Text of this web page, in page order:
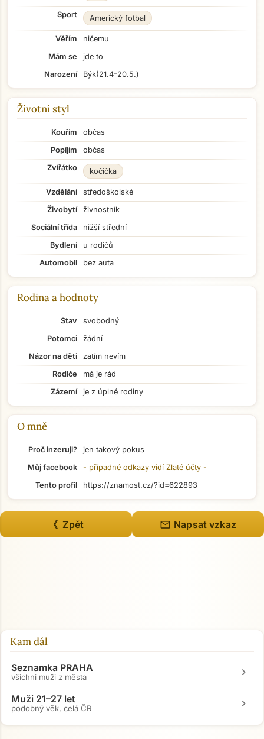
Sport Americký fotbal
Věřím
ničemu
Mám se
jde to
Narození
Býk(21.4-20.5.)
Životní styl
Kouřím
občas
Popíjím
občas
Zvířátko
kočička
Vzdělání
středoškolské
Živobytí
živnostník
Sociální třída
nižší střední
Bydlení
u rodičů
Automobil
bez auta
Rodina a hodnoty
Stav
svobodný
Potomci
žádní
Názor na děti
zatím nevím
Rodiče
má je rád
Zázemí
je z úplné rodiny
O mně
Proč inzeruji?
jen takový pokus
Můj facebook
- případné odkazy vidí Zlaté účty -
Tento profil
https://znamost.cz/?id=622893
《 Zpět mail Napsat vzkaz
Kam dál
Seznamka PRAHA
všichni muži z města chevron_right
Muži 21–27 let
podobný věk, celá ČR chevron_right